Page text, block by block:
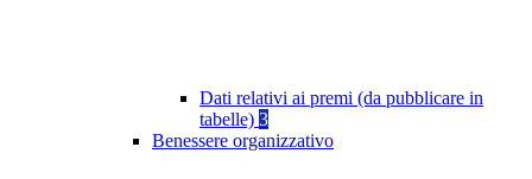
Dati relativi ai premi (da pubblicare in
tabelle) 3
Benessere organizzativo